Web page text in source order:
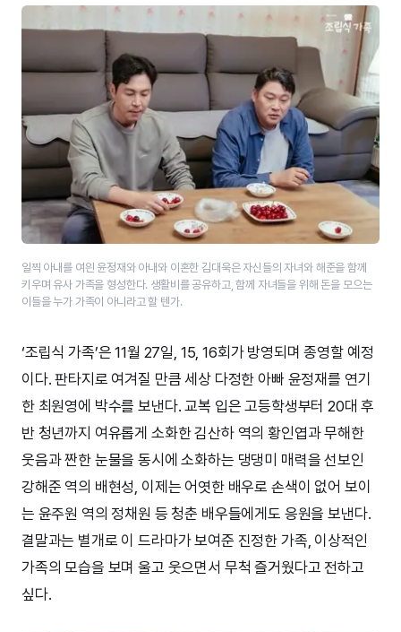
일찍 아내를 여읜 윤정재와 아내와 이혼한 김대욱은 자신들의 자녀와 해준을 함께
키우며 유사 가족을 형성한다. 생활비를 공유하고, 함께 자녀들을 위해 돈을 모으는
이들을 누가 가족이 아니라고 할 텐가.
‘조립식 가족’은 11월 27일, 15, 16회가 방영되며 종영할 예정
이다. 판타지로 여겨질 만큼 세상 다정한 아빠 윤정재를 연기
한 최원영에 박수를 보낸다. 교복 입은 고등학생부터 20대 후
반 청년까지 여유롭게 소화한 김산하 역의 황인엽과 무해한
웃음과 짠한 눈물을 동시에 소화하는 댕댕미 매력을 선보인
강해준 역의 배현성, 이제는 어엿한 배우로 손색이 없어 보이
는 윤주원 역의 정채원 등 청춘 배우들에게도 응원을 보낸다.
결말과는 별개로 이 드라마가 보여준 진정한 가족, 이상적인
가족의 모습을 보며 울고 웃으면서 무척 즐거웠다고 전하고
싶다.